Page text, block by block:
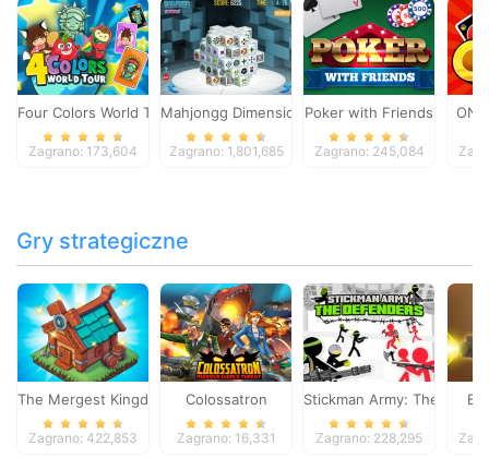
Four Colors World Tour
Zagrano: 173,604
Mahjongg Dimensions
Zagrano: 1,801,685
Poker with Friends
Zagrano: 245,084
Gry strategiczne
The Mergest Kingdom
Zagrano: 422,853
Colossatron
Zagrano: 16,331
Stickman Army: The
Zagrano: 228,295